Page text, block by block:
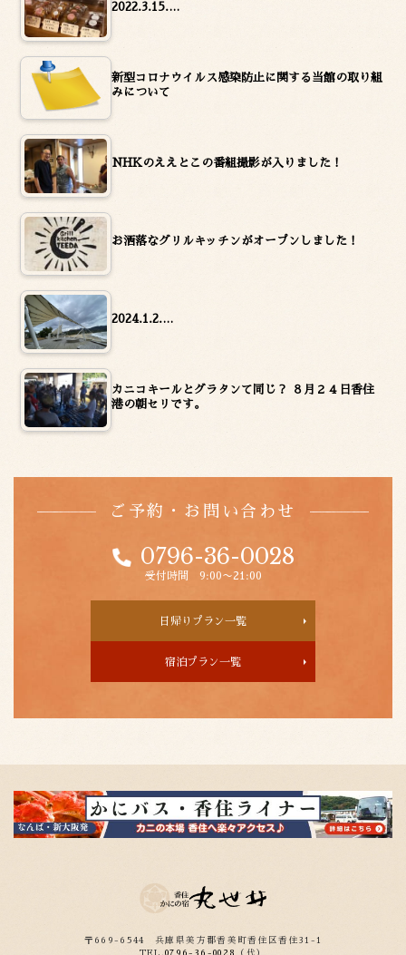
2022.3.15.…
新型コロナウイルス感染防止に関する当館の取り組
みについて
NHKのええとこの番組撮影が入りました！
お洒落なグリルキッチンがオープンしました！
2024.1.2.…
カニコキールとグラタンて同じ？ ８月２４日香住
港の朝セリです。
ご予約・お問い合わせ
0796-36-0028
受付時間 9:00〜21:00
日帰りプラン一覧
宿泊プラン一覧
〒669-6544兵庫県美方郡香美町香住区香住31-1